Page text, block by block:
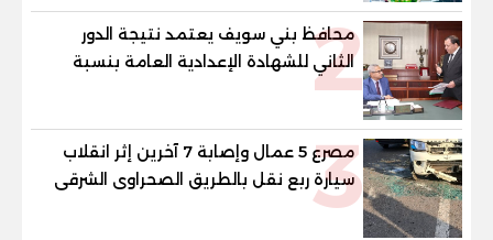
2
محافظ بني سويف يعتمد نتيجة الدور
الثاني للشهادة الإعدادية العامة بنسبة
والنور للمكفوفين
3
مصرع 5 عمال وإصابة 7 آخرين إثر انقلاب
سيارة ربع نقل بالطريق الصحراوى الشرقى